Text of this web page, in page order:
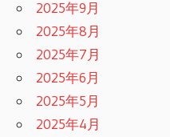
2025年9月
2025年8月
2025年7月
2025年6月
2025年5月
2025年4月